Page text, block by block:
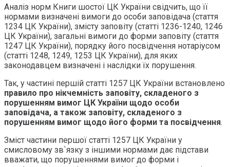
Аналіз норм Книги шостої ЦК України свідчить, що її
нормами визначені вимоги до особи заповідача (стаття
1234 ЦК України), змісту заповіту (статті 1236-1240, 1246
ЦК України), загальні вимоги до форми заповіту (стаття
1247 ЦК України), порядку його посвідчення нотаріусом
(статті 1248, 1249, 1253 ЦК України), для яких
законодавцем визначені і наслідки їх порушення.
Так, у частині першій статті 1257 ЦК України встановлено
правило про нікчемність заповіту, складеного з
порушенням вимог ЦК України щодо особи
заповідача, а також заповіту, складеного з
порушенням вимог щодо його форми та посвідчення.
Зміст частини першої статті 1257 ЦК України у
смисловому зв`язку з іншими нормами дає підстави
вважати, що порушеннями вимог до форми і